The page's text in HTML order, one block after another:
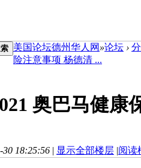
美国论坛德州华人网 »论坛 ›
险注意事项 杨德清 ...
奥巴马健康
30 18:25:56 | 显示全部楼层 |阅读